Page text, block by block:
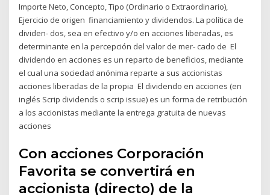
Importe Neto, Concepto, Tipo (Ordinario o Extraordinario),
Ejercicio de origen financiamiento y dividendos. La política de
dividen- dos, sea en efectivo y/o en acciones liberadas, es
determinante en la percepción del valor de mer- cado de El
dividendo en acciones es un reparto de beneficios, mediante
el cual una sociedad anónima reparte a sus accionistas
acciones liberadas de la propia El dividendo en acciones (en
inglés Scrip dividends o scrip issue) es un forma de retribución
a los accionistas mediante la entrega gratuita de nuevas
acciones
Con acciones Corporación
Favorita se convertirá en
accionista (directo) de la